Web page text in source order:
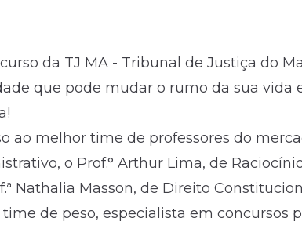
da TJ MA - Tribunal de Justiça do
que pode mudar o rumo da sua vida
ao melhor time de professores do
o Prof.° Arthur Lima, de
Nathalia Masson, de Direito
de peso, especialista em concursos